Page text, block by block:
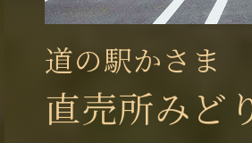
道の駅かさま
直売所みど